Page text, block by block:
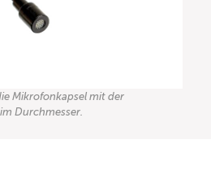
Mikrofonkapsel mit der
Durchmesser.